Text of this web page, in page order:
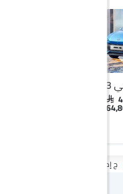
3
ج إم سي فيجوس Vs مازدا 3 هاتشباك